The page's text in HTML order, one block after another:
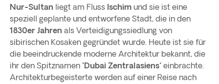
Nur-Sultan liegt am Fluss Ischim und sie ist eine
speziell geplante und entworfene Stadt, die in den
1830er Jahren als Verteidigungssiedlung von
sibirischen Kosaken gegründet wurde. Heute ist sie für
die beeindruckende moderne Architektur bekannt, die
ihr den Spitznamen "Dubai Zentralasiens" einbrachte.
Architekturbegeisterte werden auf einer Reise nach